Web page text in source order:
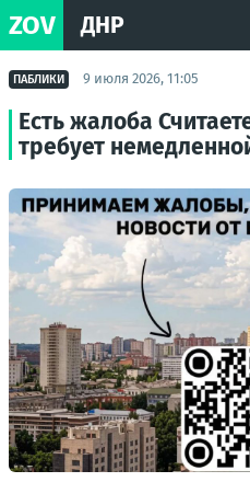
ZOV ДНР
ПАБЛИКИ 9 июля 2026, 11:05
Есть жалоба
требует